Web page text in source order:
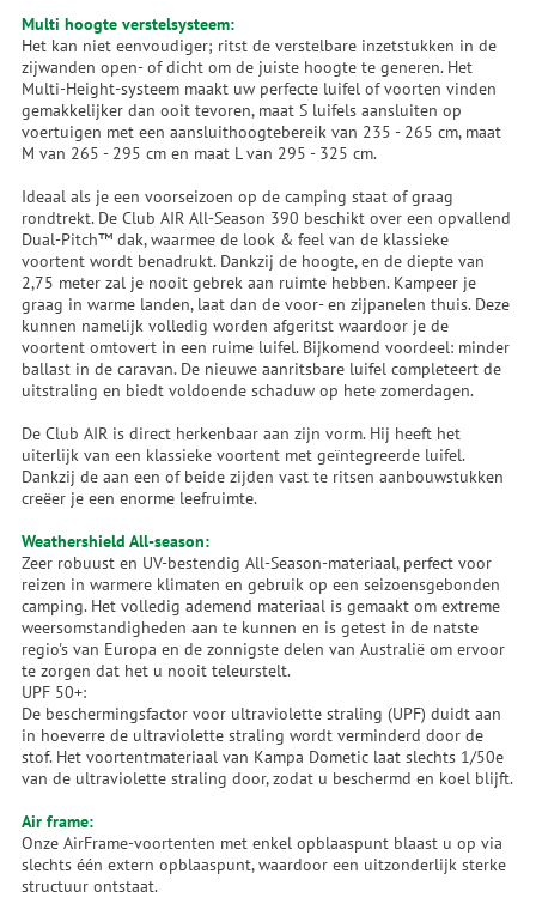
Multi hoogte verstelsysteem:
Het kan niet eenvoudiger; ritst de verstelbare inzetstukken in de
zijwanden open- of dicht om de juiste hoogte te generen. Het
Multi-Height-systeem maakt uw perfecte luifel of voorten vinden
gemakkelijker dan ooit tevoren, maat S luifels aansluiten op
voertuigen met een aansluithoogtebereik van 235 - 265 cm, maat
M van 265 - 295 cm en maat L van 295 - 325 cm.
Ideaal als je een voorseizoen op de camping staat of graag
rondtrekt. De Club AIR All-Season 390 beschikt over een opvallend
Dual-Pitch™ dak, waarmee de look & feel van de klassieke
voortent wordt benadrukt. Dankzij de hoogte, en de diepte van
2,75 meter zal je nooit gebrek aan ruimte hebben. Kampeer je
graag in warme landen, laat dan de voor- en zijpanelen thuis. Deze
kunnen namelijk volledig worden afgeritst waardoor je de
voortent omtovert in een ruime luifel. Bijkomend voordeel: minder
ballast in de caravan. De nieuwe aanritsbare luifel completeert de
uitstraling en biedt voldoende schaduw op hete zomerdagen.
De Club AIR is direct herkenbaar aan zijn vorm. Hij heeft het
uiterlijk van een klassieke voortent met geïntegreerde luifel.
Dankzij de aan een of beide zijden vast te ritsen aanbouwstukken
creëer je een enorme leefruimte.
Weathershield All-season:
Zeer robuust en UV-bestendig All-Season-materiaal, perfect voor
reizen in warmere klimaten en gebruik op een seizoensgebonden
camping. Het volledig ademend materiaal is gemaakt om extreme
weersomstandigheden aan te kunnen en is getest in de natste
regio's van Europa en de zonnigste delen van Australië om ervoor
te zorgen dat het u nooit teleurstelt.
UPF 50+:
De beschermingsfactor voor ultraviolette straling (UPF) duidt aan
in hoeverre de ultraviolette straling wordt verminderd door de
stof. Het voortentmateriaal van Kampa Dometic laat slechts 1/50e
van de ultraviolette straling door, zodat u beschermd en koel blijft.
Air frame:
Onze AirFrame-voortenten met enkel opblaaspunt blaast u op via
slechts één extern opblaaspunt, waardoor een uitzonderlijk sterke
structuur ontstaat.